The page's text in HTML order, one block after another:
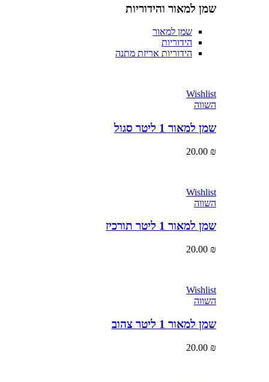
שמן למאור והידוריות
שמן למאור
הידוריות
הידוריות אריזת מתנה
Wishlist
שמן למאור 1 ליטר סגול
20.00
Wishlist
שמן למאור 1 ליטר תורכיז
20.00
Wishlist
שמן למאור 1 ליטר צהוב
20.00